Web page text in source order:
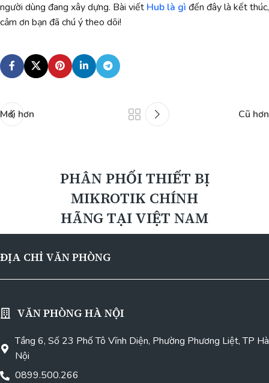
người dùng đang xây dựng. Bài viết Hub là gì đến đây là kết thúc,
cảm ơn bạn đã chú ý theo dõi!
Mới hơn Cũ hơn
PHÂN PHỐI THIẾT BỊ
MIKROTIK CHÍNH
HÃNG TẠI VIỆT NAM
ĐỊA CHỈ VĂN PHÒNG
VĂN PHÒNG HÀ NỘI
Tầng 6, Số 23 Phố Tô Vĩnh Diện, Phường Phương Liệt, TP Hà
Nội
0899.500.266